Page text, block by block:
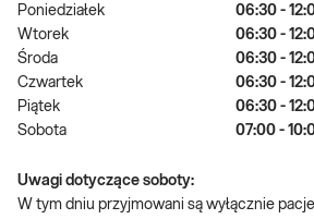
Poniedziałek
06:30 -
Wtorek
06:30 -
Środa
06:30 -
Czwartek
06:30 -
Piątek
06:30 -
Sobota
07:00 -
Uwagi dotyczące soboty:
W tym dniu przyjmowani są wyłącznie